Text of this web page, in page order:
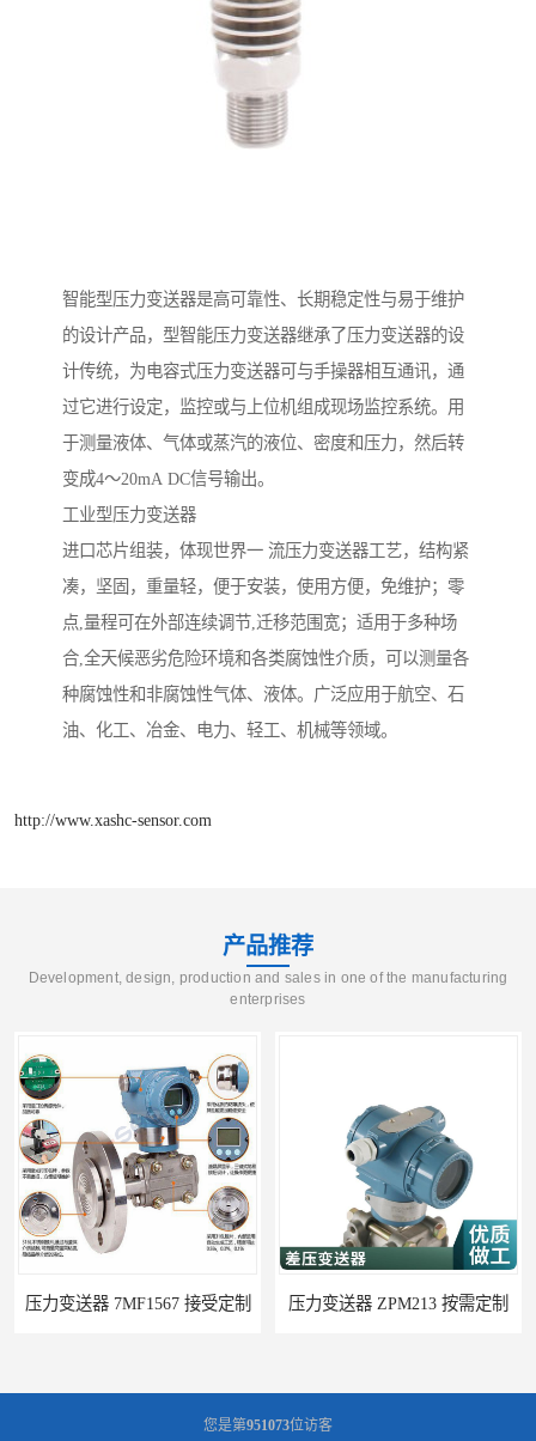
智能型压力变送器是高可靠性、长期稳定性与易于维护
的设计产品，型智能压力变送器继承了压力变送器的设
计传统，为电容式压力变送器可与手操器相互通讯，通
过它进行设定，监控或与上位机组成现场监控系统。用
于测量液体、气体或蒸汽的液位、密度和压力，然后转
变成4～20mA DC信号输出。
工业型压力变送器
进口芯片组装，体现世界一 流压力变送器工艺，结构紧
凑，坚固，重量轻，便于安装，使用方便，免维护；零
点,量程可在外部连续调节,迁移范围宽；适用于多种场
合,全天候恶劣危险环境和各类腐蚀性介质，可以测量各
种腐蚀性和非腐蚀性气体、液体。广泛应用于航空、石
油、化工、冶金、电力、轻工、机械等领域。
http://www.xashc-sensor.com
产品推荐
Development, design, production and sales in one of the manufacturing
enterprises
压力变送器 7MF1567 接受定制 压力变送器 ZPM213 按需定制
您是第951073位访客